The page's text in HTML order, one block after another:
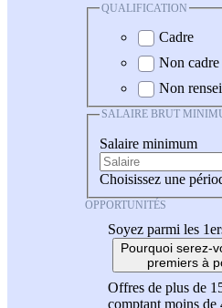
QUALIFICATION
Cadre
Non cadre
Non
SALAIRE BRUT
Salaire minimum
Choisissez une
OPPORTUNITÉS
Soyez parmi les
Pourquoi serez-
premiers à
Offres de plus de
comptant moins de